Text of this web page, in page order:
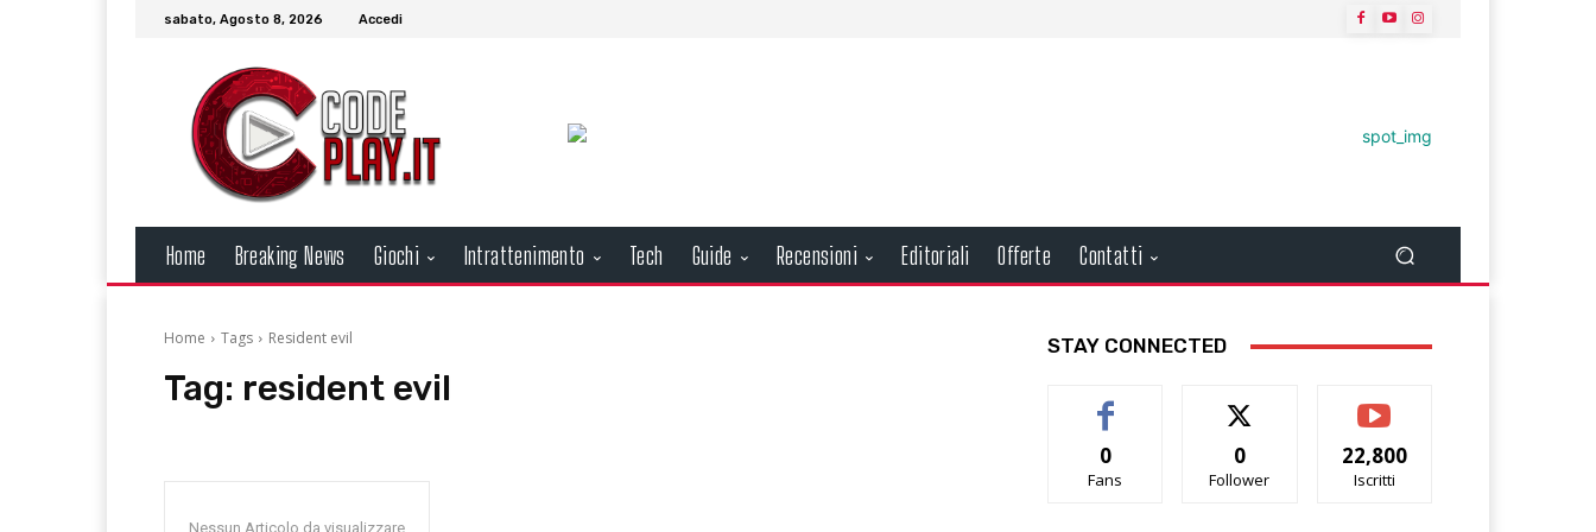
sabato, Agosto 8, 2026 Accedi
Home Breaking News Giochi Intrattenimento Tech Guide Recensioni Editoriali Offerte Contatti
Home Tags Resident evil
Tag: resident evil
Nessun Articolo da visualizzare
STAY CONNECTED
0
Fans
0
Follower
22,800
Iscritti